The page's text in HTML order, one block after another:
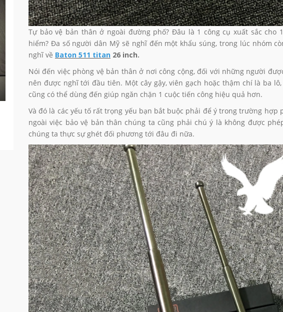
Tự bảo vệ bản thân ở ngoài đường phố? Đâu là 1 công cụ xuất sắc
hiểm? Đa số người dân Mỹ sẽ nghĩ đến một khẩu súng, trong lúc nhóm
nghĩ về Baton 511 titan 26 inch.
Nói đến việc phòng vệ bản thân ở nơi công cộng, đối với những người
nên được nghĩ tới đầu tiên. Một cây gậy, viên gạch hoặc thậm chí là ba
cũng có thể dùng đến giúp ngăn chặn 1 cuộc tiến công hiệu quả hơn.
Và đó là các yếu tố rất trọng yếu bạn bắt buộc phải để ý trong trường
ngoài việc bảo vệ bản thân chúng ta cũng phải chú ý là không được
chúng ta thực sự ghét đối phương tới đâu đi nữa.
BATON SHY TRẮNG SIZE 26
599.000₫ 795.000₫
DÙI CUI ĐIỆN HY-X8
750.000₫